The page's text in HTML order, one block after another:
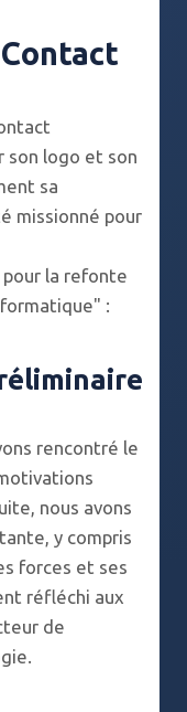
son logo et son
sa
missionné pour
la refonte
:
rencontré le
nous avons
y compris
forces et ses
réfléchi aux
de